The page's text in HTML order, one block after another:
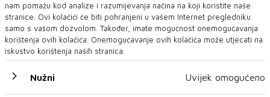
birača više na stranu Lučića jer se time ne
podižu mirovine i plaće. Nedostaju programi,
reforme, obećanja. Naravno da su biografije
kandidata važne i da ih treba do u detalje
razjasniti, to je tako u svim ozbiljnim
kampanjama, ali se bojim da sada nije
nam pomažu kod analize i razumijevanja načina na koji koristite naše
stranice. Ovi kolačići će biti pohranjeni u vašem Internet pregledniku
samo s vašom dozvolom. Također, imate mogućnost onemogućavanja
korištenja ovih kolačića. Onemogućavanje ovih kolačića može utjecati na
iskustvo korištenja naših stranica.
Nužni Uvijek omogućeno